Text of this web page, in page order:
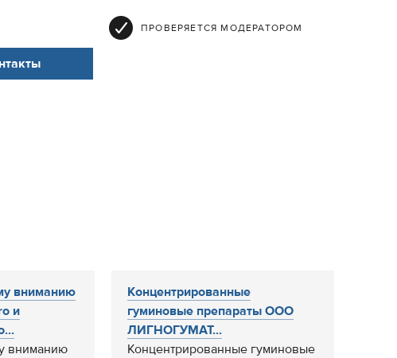
ПРОВЕРЯЕТСЯ МОДЕРАТОРОМ
вниманию
и
вниманию
Концентрированные
гуминовые препараты ООО
ЛИГНОГУМАТ...
Концентрированные гуминовые